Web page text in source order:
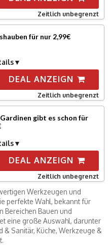
Zeitlich unbegrenzt
für nur 2,99€
DEAL ANZEIGN
Zeitlich unbegrenzt
gibt es schon für
DEAL ANZEIGN
Zeitlich unbegrenzt
Werkzeugen und
perfekte Wahl, bekannt für
Bereichen Bauen und
eine große Auswahl, darunter
& Sanitär, Küche, Werkzeuge &